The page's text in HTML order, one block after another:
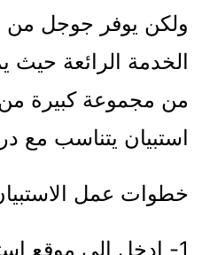
ولكن يوفر جوجل
الخدمة الرائعة حيث
من مجموعة كبيرة من
استبيان يتناسب مع
خطوات عمل
1- ادخل الى موقع استبيانات جوجل على